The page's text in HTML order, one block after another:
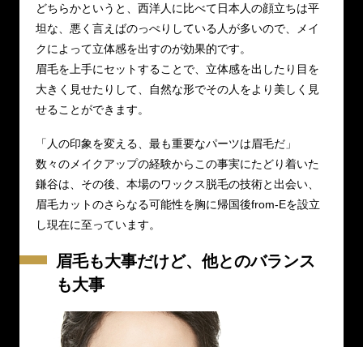
どちらかというと、西洋人に比べて日本人の顔立ちは平
坦な、悪く言えばのっぺりしている人が多いので、メイ
クによって立体感を出すのが効果的です。
眉毛を上手にセットすることで、立体感を出したり目を
大きく見せたりして、自然な形でその人をより美しく見
せることができます。
「人の印象を変える、最も重要なパーツは眉毛だ」
数々のメイクアップの経験からこの事実にたどり着いた
鎌谷は、その後、本場のワックス脱毛の技術と出会い、
眉毛カットのさらなる可能性を胸に帰国後from-Eを設立
し現在に至っています。
眉毛も大事だけど、他とのバランス
も大事